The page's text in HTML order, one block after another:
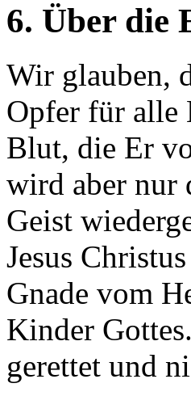
6. Über die
Wir glauben,
Opfer für alle
Blut, die Er
wird aber nur
Geist
Jesus
Gnade vom
Kinder
gerettet und